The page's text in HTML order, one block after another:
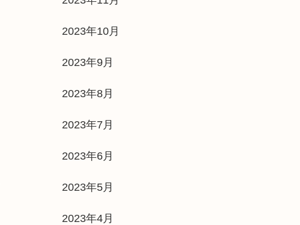
2023年10月
2023年9月
2023年8月
2023年7月
2023年6月
2023年5月
2023年4月